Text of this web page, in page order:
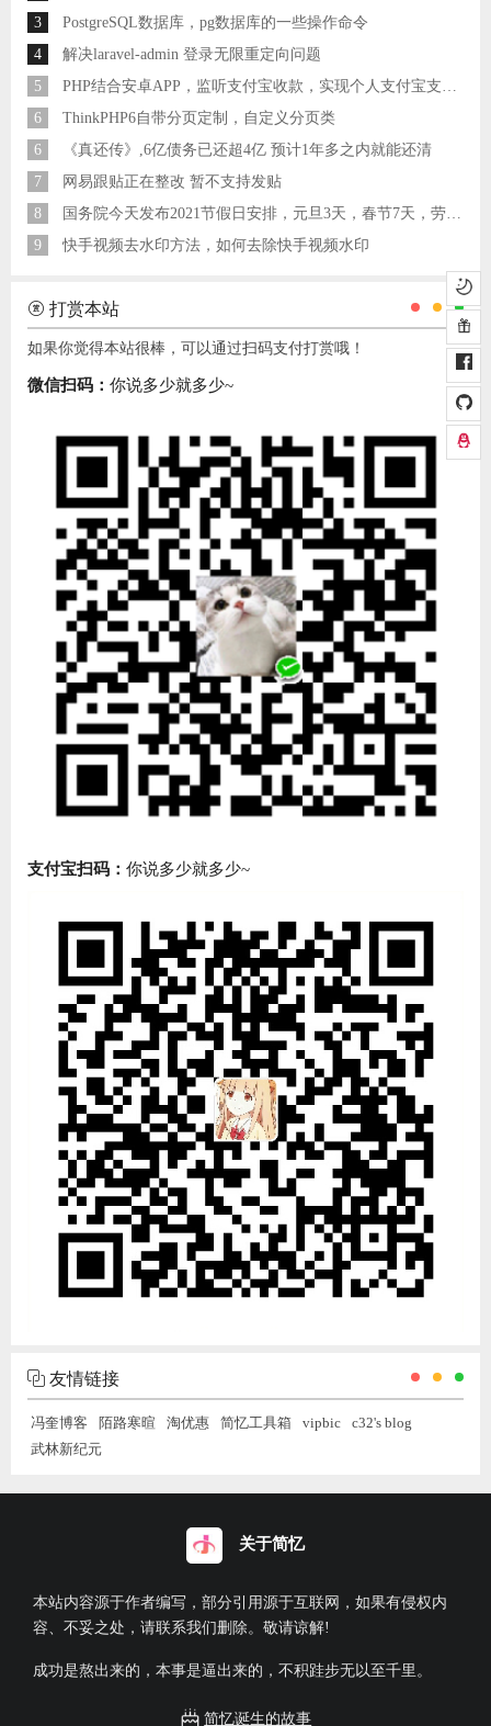
3
PostgreSQL数据库，pg数据库的一些操作命令
4
解决laravel-admin 登录无限重定向问题
5
PHP结合安卓APP，监听支付宝收款，实现个人支付宝支付接口
6
ThinkPHP6自带分页定制，自定义分页类
6
《真还传》,6亿债务已还超4亿 预计1年多之内就能还清
7
网易跟贴正在整改 暂不支持发贴
8
国务院今天发布2021节假日安排，元旦3天，春节7天，劳动节5天
9
快手视频去水印方法，如何去除快手视频水印
打赏本站
如果你觉得本站很棒，可以通过扫码支付打赏哦！
微信扫码： 你说多少就多少~
支付宝扫码： 你说多少就多少~
友情链接
冯奎博客 陌路寒暄 淘优惠 简忆工具箱 vipbic
c32's blog
武林新纪元
关于简忆
本站内容源于作者编写，部分引用源于互联网，如果有侵权内
容、不妥之处，请联系我们删除。敬请谅解!
成功是熬出来的，本事是逼出来的，不积跬步无以至千里。
简忆诞生的故事